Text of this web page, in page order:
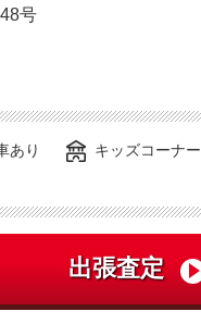
号
あり
キッズコーナー